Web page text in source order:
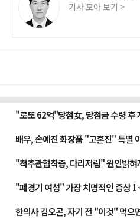
기사 모아 보기 >